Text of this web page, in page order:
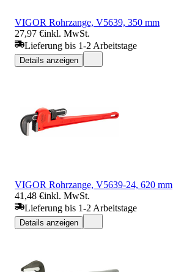
VIGOR Rohrzange, V5639, 350 mm
27,97 €inkl. MwSt.
Lieferung bis 1-2 Arbeitstage
Details anzeigen
VIGOR Rohrzange, V5639-24, 620 mm
41,48 €inkl. MwSt.
Lieferung bis 1-2 Arbeitstage
Details anzeigen